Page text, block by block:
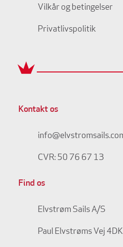
Vilkår og betingelser
Privatlivspolitik
Kontakt os
CVR: 50 76 67 13
Find os
Elvstrøm Sails A/S
Paul Elvstrøms Vej 4